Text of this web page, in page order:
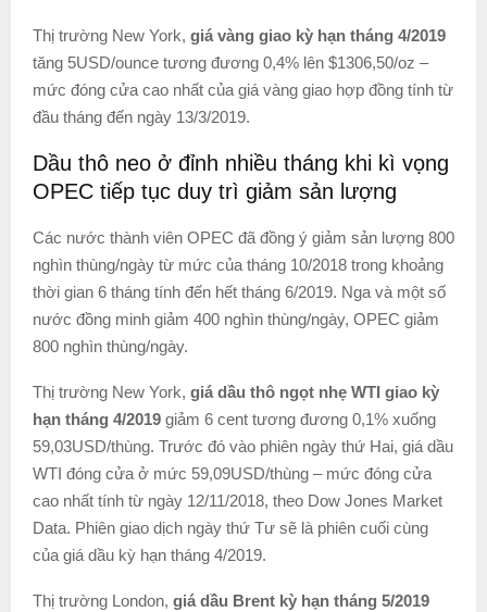
Thị trường New York, giá vàng giao kỳ hạn tháng 4/2019
tăng 5USD/ounce tương đương 0,4% lên $1306,50/oz –
mức đóng cửa cao nhất của giá vàng giao hợp đồng tính từ
đầu tháng đến ngày 13/3/2019.
Dầu thô neo ở đỉnh nhiều tháng khi kì vọng
OPEC tiếp tục duy trì giảm sản lượng
Các nước thành viên OPEC đã đồng ý giảm sản lượng 800
nghìn thùng/ngày từ mức của tháng 10/2018 trong khoảng
thời gian 6 tháng tính đến hết tháng 6/2019. Nga và một số
nước đồng minh giảm 400 nghìn thùng/ngày, OPEC giảm
800 nghìn thùng/ngày.
Thị trường New York, giá dầu thô ngọt nhẹ WTI giao kỳ
hạn tháng 4/2019 giảm 6 cent tương đương 0,1% xuống
59,03USD/thùng. Trước đó vào phiên ngày thứ Hai, giá dầu
WTI đóng cửa ở mức 59,09USD/thùng – mức đóng cửa
cao nhất tính từ ngày 12/11/2018, theo Dow Jones Market
Data. Phiên giao dịch ngày thứ Tư sẽ là phiên cuối cùng
của giá dầu kỳ hạn tháng 4/2019.
Thị trường London, giá dầu Brent kỳ hạn tháng 5/2019